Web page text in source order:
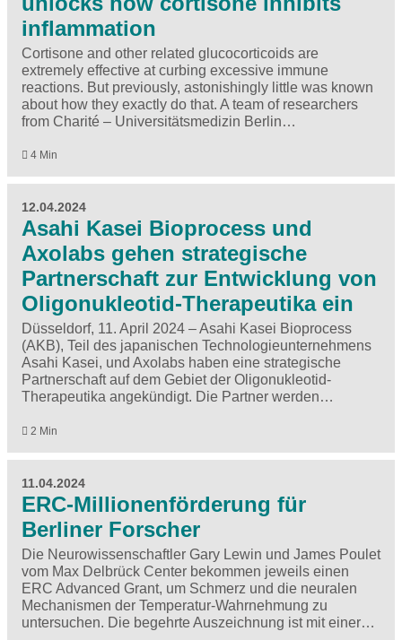
inflammation
Cortisone and other related glucocorticoids are
extremely effective at curbing excessive immune
reactions. But previously, astonishingly little was known
about how they exactly do that. A team of researchers
from Charité – Universitätsmedizin Berlin…
4 Min
12.04.2024
Asahi Kasei Bioprocess und
Axolabs gehen strategische
Partnerschaft zur Entwicklung von
Oligonukleotid-Therapeutika ein
Düsseldorf, 11. April 2024 – Asahi Kasei Bioprocess
(AKB), Teil des japanischen Technologieunternehmens
Asahi Kasei, und Axolabs haben eine strategische
Partnerschaft auf dem Gebiet der Oligonukleotid-
Therapeutika angekündigt. Die Partner werden…
2 Min
11.04.2024
ERC-Millionenförderung für
Berliner Forscher
Die Neurowissenschaftler Gary Lewin und James Poulet
vom Max Delbrück Center bekommen jeweils einen
ERC Advanced Grant, um Schmerz und die neuralen
Mechanismen der Temperatur-Wahrnehmung zu
untersuchen. Die begehrte Auszeichnung ist mit einer…